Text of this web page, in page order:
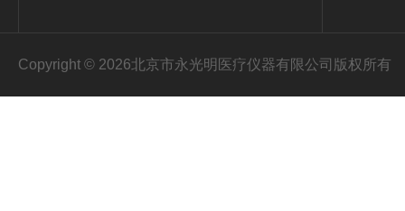
Copyright © 2026北京市永光明医疗仪器有限公司版权所有